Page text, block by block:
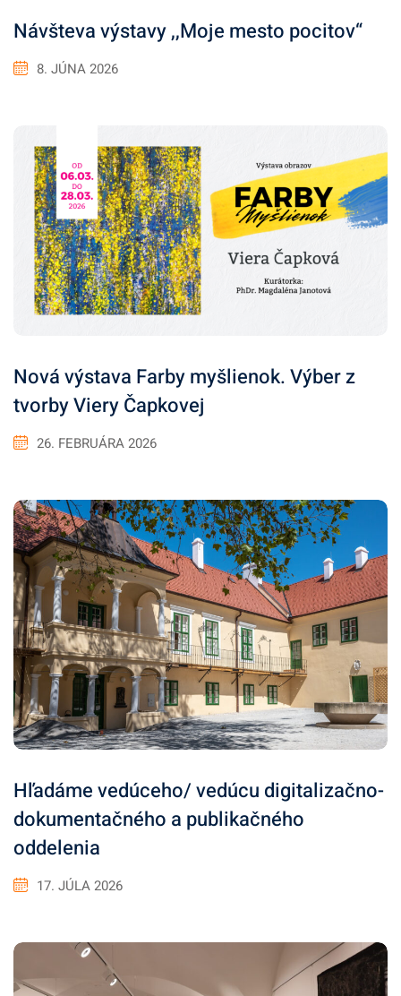
Návšteva výstavy ,,Moje mesto pocitov“
8. JÚNA 2026
Nová výstava Farby myšlienok. Výber z
tvorby Viery Čapkovej
26. FEBRUÁRA 2026
Hľadáme vedúceho/ vedúcu digitalizačno-
dokumentačného a publikačného
oddelenia
17. JÚLA 2026